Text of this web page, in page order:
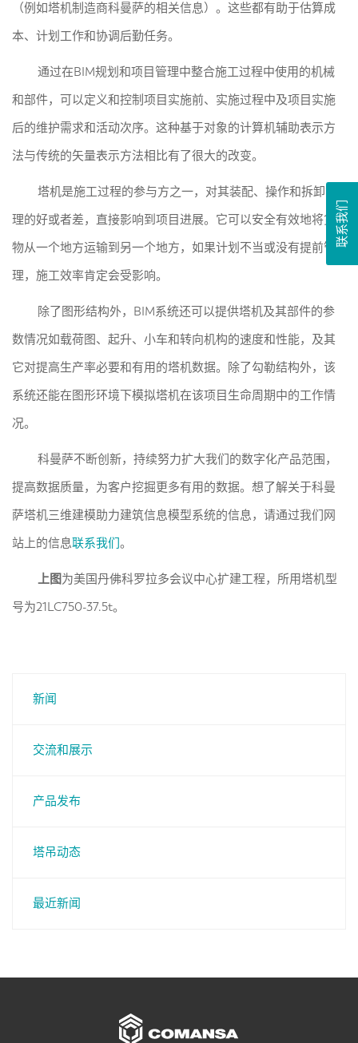
（例如塔机制造商科曼萨的相关信息）。这些都有助于估算成
本、计划工作和协调后勤任务。
通过在BIM规划和项目管理中整合施工过程中使用的机械
和部件，可以定义和控制项目实施前、实施过程中及项目实施
后的维护需求和活动次序。这种基于对象的计算机辅助表示方
法与传统的矢量表示方法相比有了很大的改变。
塔机是施工过程的参与方之一，对其装配、操作和拆卸管
理的好或者差，直接影响到项目进展。它可以安全有效地将货
物从一个地方运输到另一个地方，如果计划不当或没有提前管
理，施工效率肯定会受影响。
除了图形结构外，BIM系统还可以提供塔机及其部件的参
数情况如载荷图、起升、小车和转向机构的速度和性能，及其
它对提高生产率必要和有用的塔机数据。除了勾勒结构外，该
系统还能在图形环境下模拟塔机在该项目生命周期中的工作情
况。
科曼萨不断创新，持续努力扩大我们的数字化产品范围，
提高数据质量，为客户挖掘更多有用的数据。想了解关于科曼
萨塔机三维建模助力建筑信息模型系统的信息，请通过我们网
站上的信息联系我们。
上图为美国丹佛科罗拉多会议中心扩建工程，所用塔机型
号为21LC750-37.5t。
新闻
交流和展示
产品发布
塔吊动态
最近新闻
联系我们